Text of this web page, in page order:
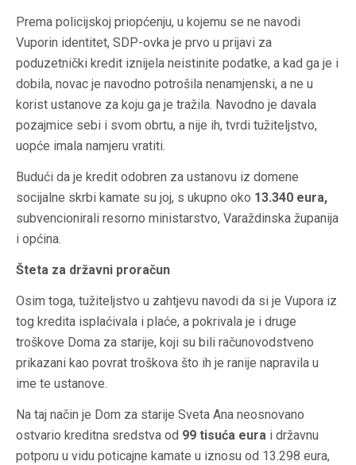
Prema policijskoj priopćenju, u kojemu se ne navodi
Vuporin identitet, SDP-ovka je prvo u prijavi za
poduzetnički kredit iznijela neistinite podatke, a kad ga je i
dobila, novac je navodno potrošila nenamjenski, a ne u
korist ustanove za koju ga je tražila. Navodno je davala
pozajmice sebi i svom obrtu, a nije ih, tvrdi tužiteljstvo,
uopće imala namjeru vratiti.
Budući da je kredit odobren za ustanovu iz domene
socijalne skrbi kamate su joj, s ukupno oko 13.340 eura,
subvencionirali resorno ministarstvo, Varaždinska županija
i općina.
Šteta za državni proračun
Osim toga, tužiteljstvo u zahtjevu navodi da si je Vupora iz
tog kredita isplaćivala i plaće, a pokrivala je i druge
troškove Doma za starije, koji su bili računovodstveno
prikazani kao povrat troškova što ih je ranije napravila u
ime te ustanove.
Na taj način je Dom za starije Sveta Ana neosnovano
ostvario kreditna sredstva od 99 tisuća eura i državnu
potporu u vidu poticajne kamate u iznosu od 13.298 eura,